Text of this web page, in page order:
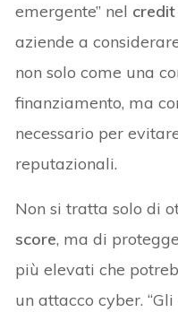
emergente” nel
aziende a
non solo come una
finanziamento, ma
necessario per
reputazionali.
Non si tratta solo di
score, ma di
più elevati che
un attacco cyber.